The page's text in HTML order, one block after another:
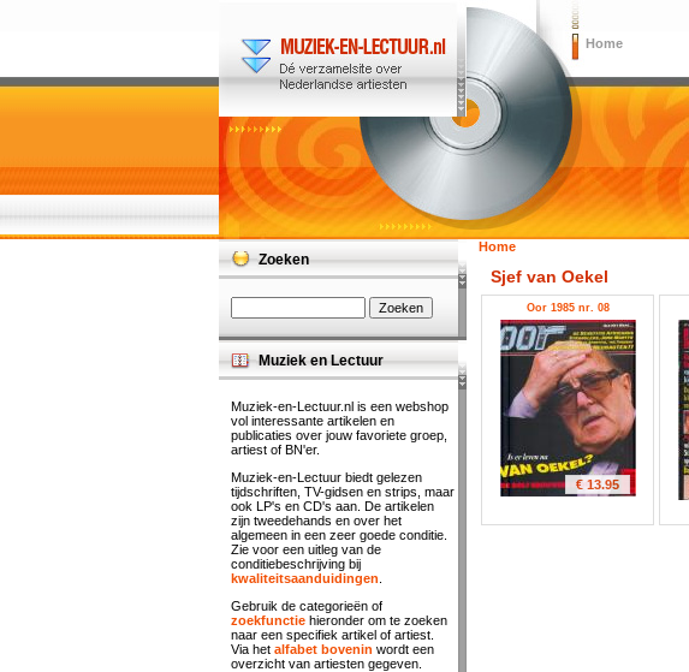
Home
Home
Sjef van Oekel
Oor 1985 nr. 08
€ 13.95
Zoeken
Muziek en Lectuur
Muziek-en-Lectuur.nl is een webshop
vol interessante artikelen en
publicaties over jouw favoriete groep,
artiest of BN'er.
Muziek-en-Lectuur biedt gelezen
tijdschriften, TV-gidsen en strips, maar
ook LP's en CD's aan. De artikelen
zijn tweedehands en over het
algemeen in een zeer goede conditie.
Zie voor een uitleg van de
conditiebeschrijving bij
kwaliteitsaanduidingen
Gebruik de categorieën of
zoekfunctie hieronder om te zoeken
naar een specifiek artikel of artiest.
Via het alfabet bovenin wordt een
overzicht van artiesten gegeven.